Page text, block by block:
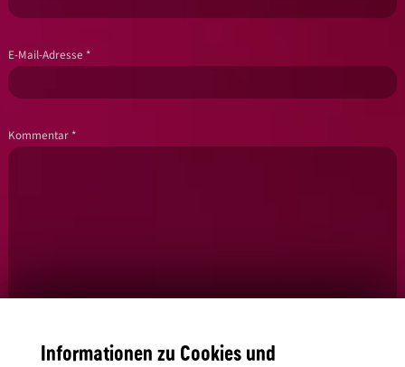
E-Mail-Adresse *
Kommentar *
Informationen zu Cookies und